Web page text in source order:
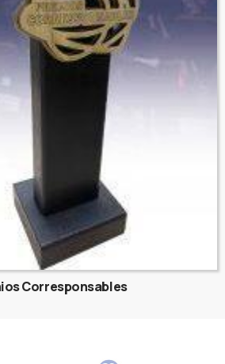
Corresponsables